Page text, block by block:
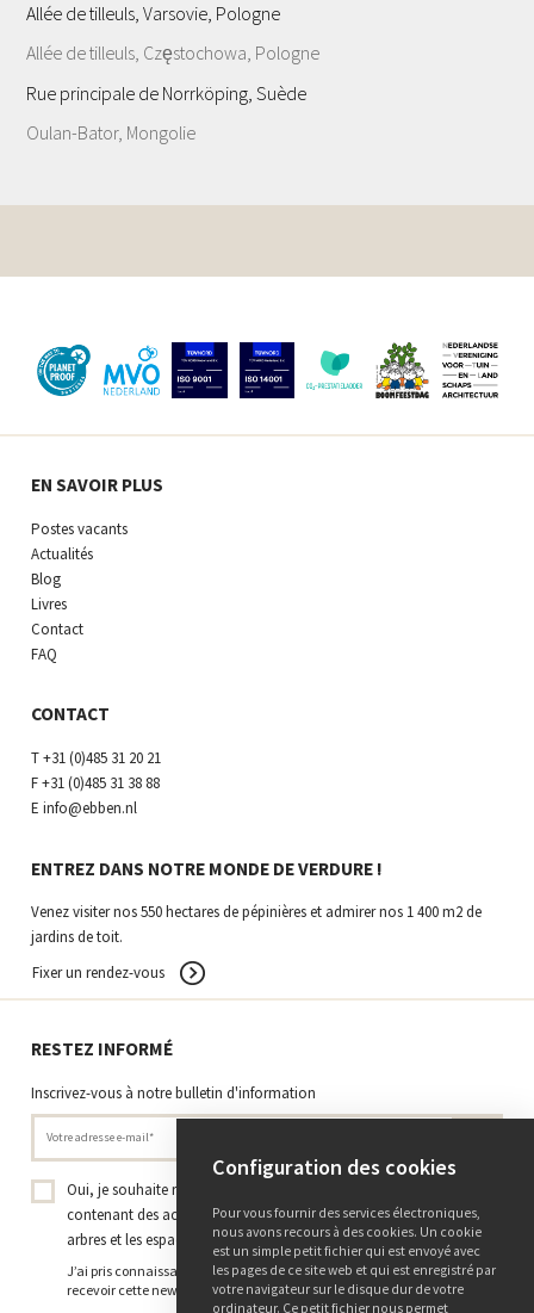
Allée de tilleuls, Varsovie, Pologne
Allée de tilleuls, Częstochowa, Pologne
Rue principale de Norrköping, Suède
Oulan-Bator, Mongolie
EN SAVOIR PLUS
Postes vacants
Actualités
Blog
Livres
Contact
FAQ
CONTACT
T+31 (0)485 31 20 21
F+31 (0)485 31 38 88
E info@ebben.nl
ENTREZ DANS NOTRE MONDE DE VERDURE !
Venez visiter nos 550 hectares de pépinières et admirer nos 1 400 m2 de
jardins de toit.
Fixer un rendez-vous
RESTEZ INFORMÉ
Inscrivez-vous à notre bulletin d'information
Oui, je souhaite recevoir la newsletter de la Pépinière Ebben
contenant des actualités, des projets et des connaissances sur les
arbres et les espaces verts.*
J’ai pris connaissance dela politique de confidentialitéet j’accepte de
recevoir cette newsletter.
Configuration des cookies
Pour vous fournir des services électroniques,
nous avons recours à des cookies. Un cookie
est un simple petit fichier qui est envoyé avec
les pages de ce site web et qui est enregistré par
votre navigateur sur le disque dur de votre
ordinateur. Ce petit fichier nous permet